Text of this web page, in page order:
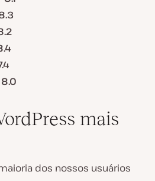
8.0
mais
dos nossos usuários